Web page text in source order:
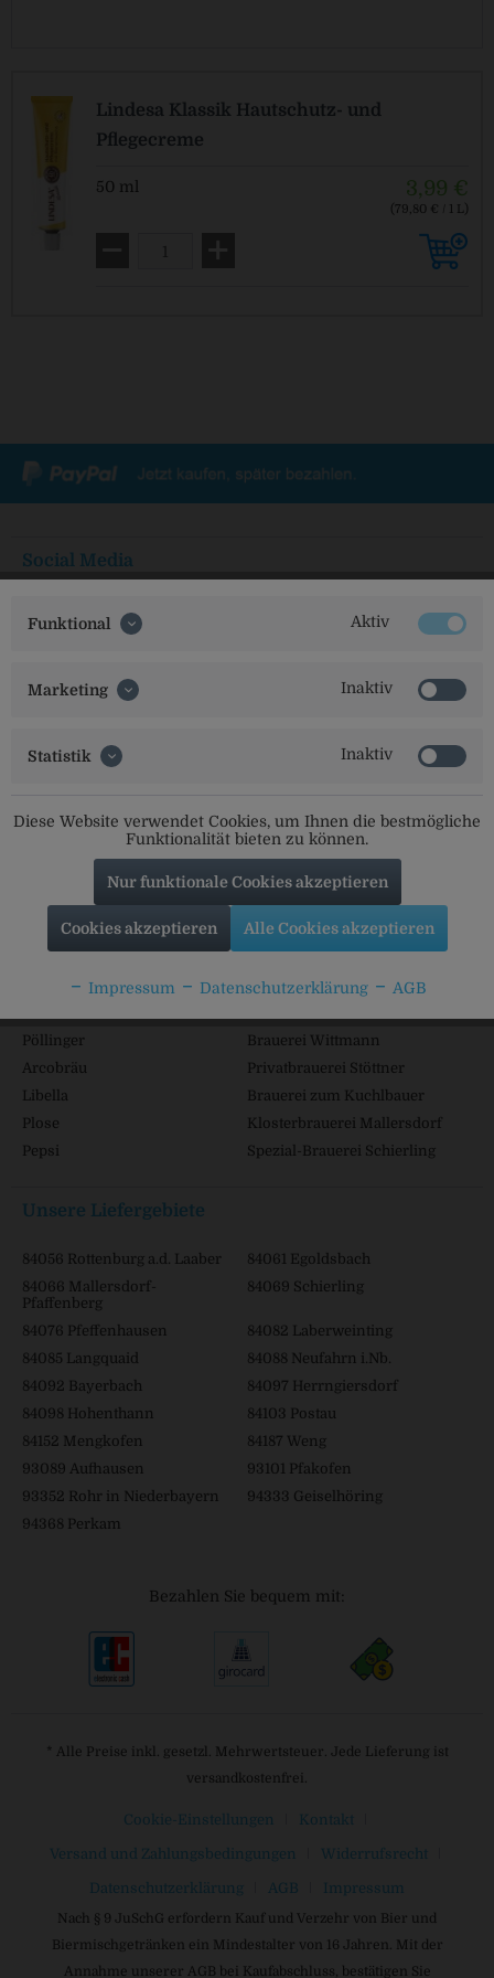
Lindesa Klassik Hautschutz- und
Pflegecreme
50 ml 3,99 €
(79,80 € / 1 L)
Social Media
Shop Service
Beliebte Marken
Labertaler
Adelholzener
Augustiner
Abenstaler
Paulaner
Hohenthanner
Pöllinger
Brauerei Wittmann
Arcobräu
Privatbrauerei Stöttner
Libella
Brauerei zum Kuchlbauer
Plose
Klosterbrauerei Mallersdorf
Pepsi
Spezial-Brauerei Schierling
Unsere Liefergebiete
84056 Rottenburg a.d. Laaber
84061 Egoldsbach
84066 Mallersdorf-
Pfaffenberg
84069 Schierling
84076 Pfeffenhausen
84082 Laberweinting
84085 Langquaid
84088 Neufahrn i.Nb.
84092 Bayerbach
84097 Herrngiersdorf
84098 Hohenthann
84103 Postau
84152 Mengkofen
84187 Weng
93089 Aufhausen
93101 Pfakofen
93352 Rohr in Niederbayern
94333 Geiselhöring
94368 Perkam
Bezahlen Sie bequem mit:
* Alle Preise inkl. gesetzl. Mehrwertsteuer. Jede Lieferung ist
versandkostenfrei.
Cookie-Einstellungen Kontakt
Versand und Zahlungsbedingungen Widerrufsrecht
Datenschutzerklärung AGB Impressum
Nach § 9 JuSchG erfordern Kauf und Verzehr von Bier und
Biermischgetränken ein Mindestalter von 16 Jahren. Mit der
Annahme unserer AGB bei Kaufabschluss, bestätigen Sie
Funktional Aktiv
Marketing Inaktiv
Statistik Inaktiv
Diese Website verwendet Cookies, um Ihnen die bestmögliche
Funktionalität bieten zu können.
Nur funktionale Cookies akzeptieren
Cookies akzeptieren Alle Cookies akzeptieren
Impressum Datenschutzerklärung AGB